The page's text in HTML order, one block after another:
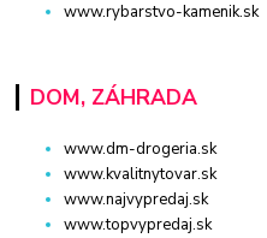
www.rybarstvo-kamenik.sk
DOM, ZÁHRADA
www.dm-drogeria.sk
www.kvalitnytovar.sk
www.najvypredaj.sk
www.topvypredaj.sk